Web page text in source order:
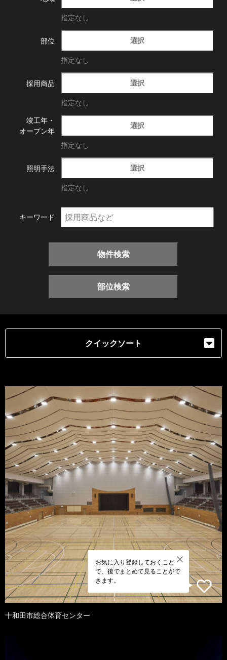
指定なし
部位 選択
指定なし
採用商品 選択
指定なし
竣工年・
オープン年
選択
指定なし
照明手法 選択
指定なし
キーワード
物件検索
部位検索
クイックソート
お気に入り登録しておくこと
で、後でまとめて見ることがで
きます。
十和田市総合体育センター